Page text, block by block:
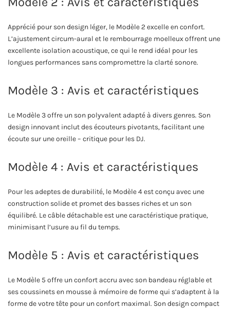
Apprécié pour son design léger, le Modèle 2 excelle en confort.
L’ajustement circum-aural et le rembourrage moelleux offrent une
excellente isolation acoustique, ce qui le rend idéal pour les
longues performances sans compromettre la clarté sonore.
Modèle 3 : Avis et caractéristiques
Le Modèle 3 offre un son polyvalent adapté à divers genres. Son
design innovant inclut des écouteurs pivotants, facilitant une
écoute sur une oreille – critique pour les DJ.
Modèle 4 : Avis et caractéristiques
Pour les adeptes de durabilité, le Modèle 4 est conçu avec une
construction solide et promet des basses riches et un son
équilibré. Le câble détachable est une caractéristique pratique,
minimisant l’usure au fil du temps.
Modèle 5 : Avis et caractéristiques
Le Modèle 5 offre un confort accru avec son bandeau réglable et
ses coussinets en mousse à mémoire de forme qui s’adaptent à la
forme de votre tête pour un confort maximal. Son design compact